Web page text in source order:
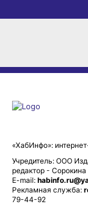
«ХабИнфо»:
Учредитель: ООО
редактор -
E-mail:
Рекламная служба:
79-44-92